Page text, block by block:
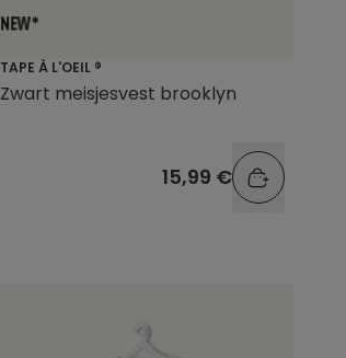
TAPE À L'OEIL ®
Zwart meisjesvest brooklyn
15,99 €